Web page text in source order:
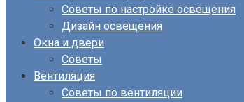
Советы по настройке освещения
Дизайн освещения
Окна и двери
Советы
Вентиляция
Советы по вентиляции